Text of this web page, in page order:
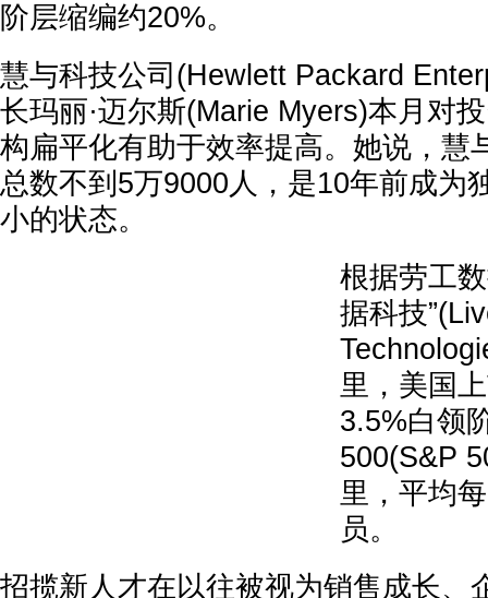
阶层缩编约20%。
慧与科技公司(Hewlett Packard
长玛丽·迈尔斯(Marie Myers)本月对
构扁平化有助于效率提高。她说，慧
总数不到5万9000人，是10年前成为
小的状态。
根据劳工
据科技
里，美国
3.5%白领
500(S&P
里，平均
员。
招揽新人才在以往被视为销售成长、